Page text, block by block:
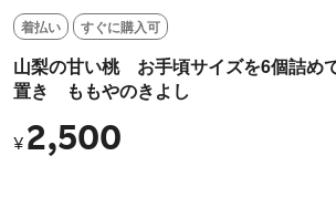
着払い すぐに購入可
山梨の甘い桃 お手頃サイズを6個詰め
置き ももやのきよし
¥ 2,500